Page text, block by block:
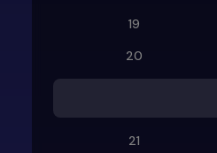
19
20
21